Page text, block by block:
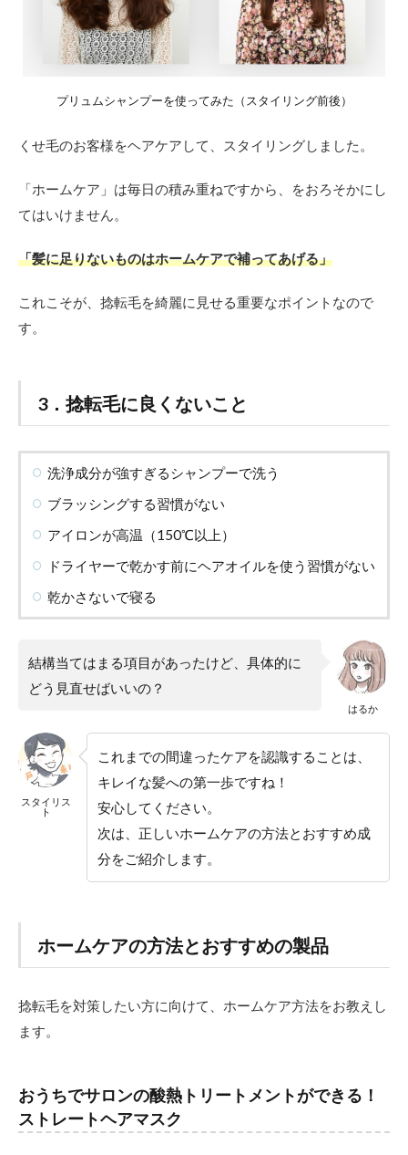
プリュムシャンプーを使ってみた（スタイリング前後）
くせ毛のお客様をヘアケアして、スタイリングしました。
「ホームケア」は毎日の積み重ねですから、をおろそかにし
てはいけません。
「髪に足りないものはホームケアで補ってあげる」
これこそが、捻転毛を綺麗に見せる重要なポイントなので
す。
3．捻転毛に良くないこと
洗浄成分が強すぎるシャンプーで洗う
ブラッシングする習慣がない
アイロンが高温（150℃以上）
ドライヤーで乾かす前にヘアオイルを使う習慣がない
乾かさないで寝る
はるか
結構当てはまる項目があったけど、具体的に
どう見直せばいいの？
スタイリス
ト
これまでの間違ったケアを認識することは、
キレイな髪への第一歩ですね！
安心してください。
次は、正しいホームケアの方法とおすすめ成
分をご紹介します。
ホームケアの方法とおすすめの製品
捻転毛を対策したい方に向けて、ホームケア方法をお教えし
ます。
おうちでサロンの酸熱トリートメントができる！
ストレートヘアマスク